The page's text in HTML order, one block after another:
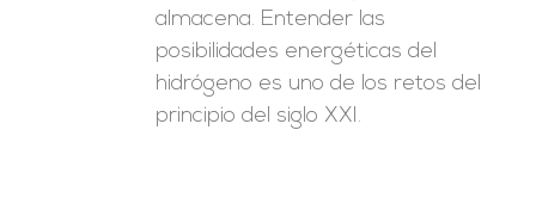
almacena. Entender las
posibilidades energéticas del
hidrógeno es uno de los retos del
principio del siglo XXI.